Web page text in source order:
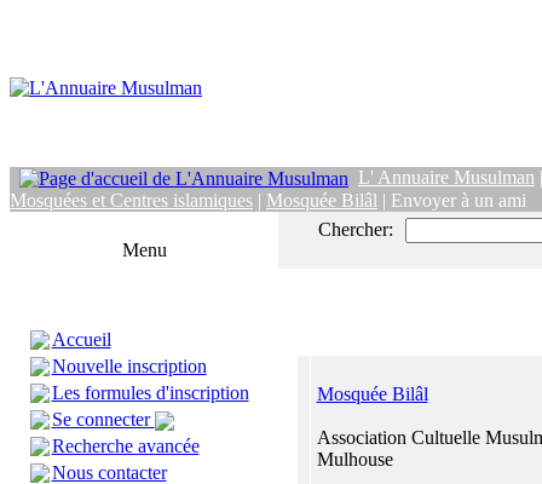
L' Annuaire Musulman
Mosquées et Centres islamiques | Mosquée Bilâl | Envoyer à un ami
Menu
Accueil
Nouvelle inscription
Les formules d'inscription
Se connecter
Recherche avancée
Nous contacter
Chercher:
Mosquée Bilâl
Association Cultuelle
Mulhouse